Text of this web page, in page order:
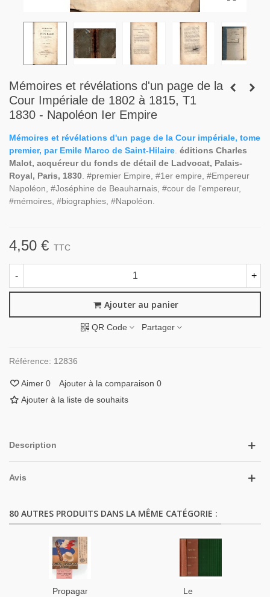
Mémoires et révélations d'un page de la
Cour Impériale de 1802 à 1815, T1
1830 - Napoléon Ier Empire
Mémoires et révélations d'un page de la Cour impériale, tome
premier, par Emile Marco de Saint-Hilaire éditions Charles
Malot, acquéreur du fonds de détail de Ladvocat, Palais-
Royal, Paris, 1830 . #premier Empire, #1er empire, #Empereur
Napoléon, #Joséphine de Beauharnais, #cour de l'empereur,
#mémoires, #biographies, #Napoléon.
4,50 € TTC
- +
Ajouter au panier
QR Code Partager
Référence: 12836
Aimer 0 Ajouter à la comparaison 0
Ajouter à la liste de souhaits
Description
Avis
80 AUTRES PRODUITS DANS LA MÊME CATÉGORIE :
Propagande
Le